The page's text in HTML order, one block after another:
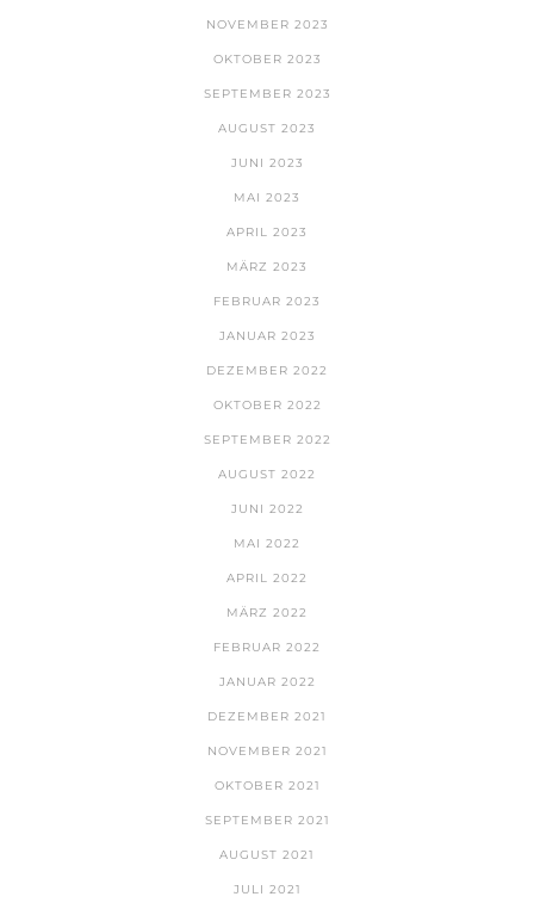
NOVEMBER 2023
OKTOBER 2023
SEPTEMBER 2023
AUGUST 2023
JUNI 2023
MAI 2023
APRIL 2023
MÄRZ 2023
FEBRUAR 2023
JANUAR 2023
DEZEMBER 2022
OKTOBER 2022
SEPTEMBER 2022
AUGUST 2022
JUNI 2022
MAI 2022
APRIL 2022
MÄRZ 2022
FEBRUAR 2022
JANUAR 2022
DEZEMBER 2021
NOVEMBER 2021
OKTOBER 2021
SEPTEMBER 2021
AUGUST 2021
JULI 2021